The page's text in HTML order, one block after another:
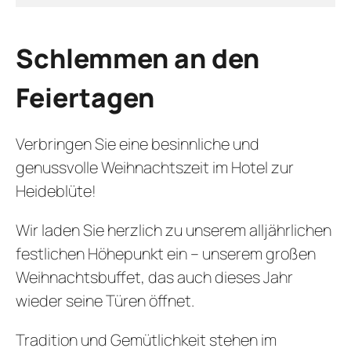
Schlemmen an den
Feiertagen
Verbringen Sie eine besinnliche und
genussvolle Weihnachtszeit im Hotel zur
Heideblüte!
Wir laden Sie herzlich zu unserem alljährlichen
festlichen Höhepunkt ein – unserem großen
Weihnachtsbuffet, das auch dieses Jahr
wieder seine Türen öffnet.
Tradition und Gemütlichkeit stehen im